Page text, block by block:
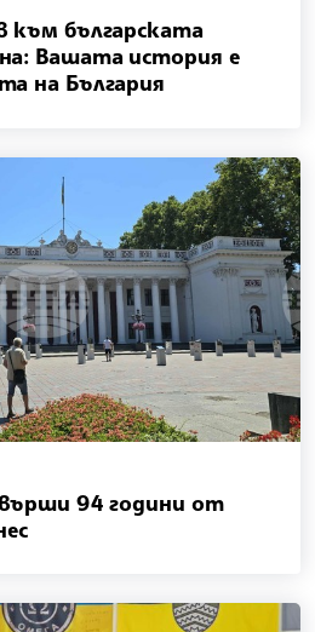
към българската
Вашата история е
на България
94 години от